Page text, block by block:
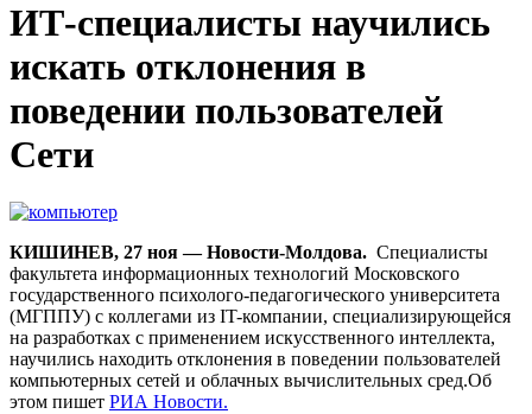
ИТ-специалисты научились
искать отклонения в
поведении пользователей
Сети
КИШИНЕВ, 27 ноя — Новости-Молдова. Специалисты
факультета информационных технологий Московского
государственного психолого-педагогического университета
(МГППУ) с коллегами из IT-компании, специализирующейся
на разработках с применением искусственного интеллекта,
научились находить отклонения в поведении пользователей
компьютерных сетей и облачных вычислительных сред.Об
этом пишет РИА Новости.